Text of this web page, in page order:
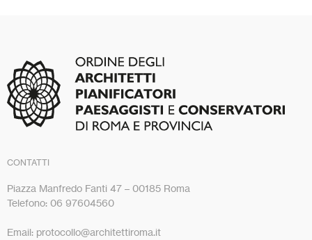
CONTATTI
Piazza Manfredo Fanti 47 – 00185 Roma
Telefono: 06 97604560
Email: protocollo@architettiroma.it